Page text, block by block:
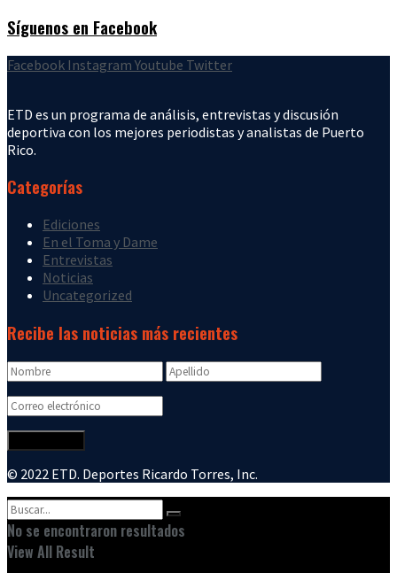
Síguenos en Facebook
Facebook Instagram Youtube Twitter
ETD es un programa de análisis, entrevistas y discusión
deportiva con los mejores periodistas y analistas de Puerto
Rico.
Categorías
Ediciones
En el Toma y Dame
Entrevistas
Noticias
Uncategorized
Recibe las noticias más recientes
© 2022 ETD. Deportes Ricardo Torres, Inc.
No se encontraron resultados
View All Result